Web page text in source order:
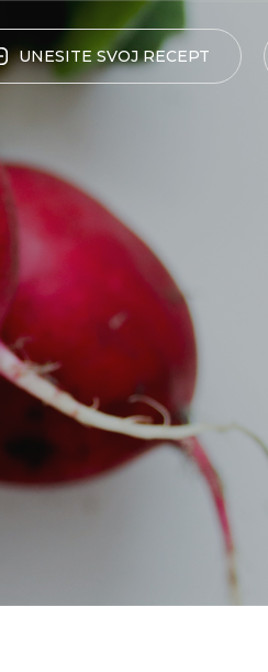
UNESITESVOJRECEPT